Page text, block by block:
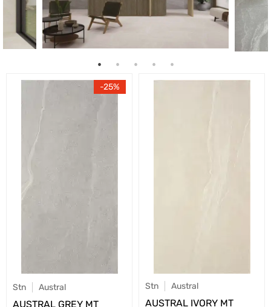
25
Stn Austral
AUSTRAL GREY MT
Stn Austral
AUSTRAL IVORY MT